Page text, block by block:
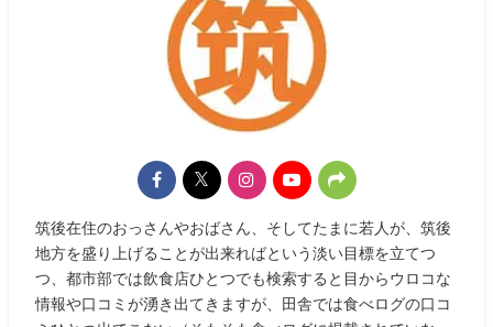
筑後在住のおっさんやおばさん、そしてたまに若人が、筑後
地方を盛り上げることが出来ればという淡い目標を立てつ
つ、都市部では飲食店ひとつでも検索すると目からウロコな
情報や口コミが湧き出てきますが、田舎では食べログの口コ